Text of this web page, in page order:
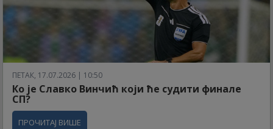
ПЕТАК, 17.07.2026 | 10:50
Ко је Славко Винчић који ће судити финале
СП?
ПРОЧИТАЈ ВИШЕ